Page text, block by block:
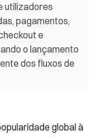
utilizadores
pagamentos,
e
o lançamento
dos fluxos de
global à